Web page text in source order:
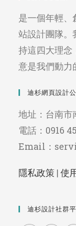
是一個年輕、
站設計團隊。
持這四大理念
意是我們動力
迪杉網頁設計
地址：台南市
電話：0916
Email：
隱私政策 |使
迪杉設計社群